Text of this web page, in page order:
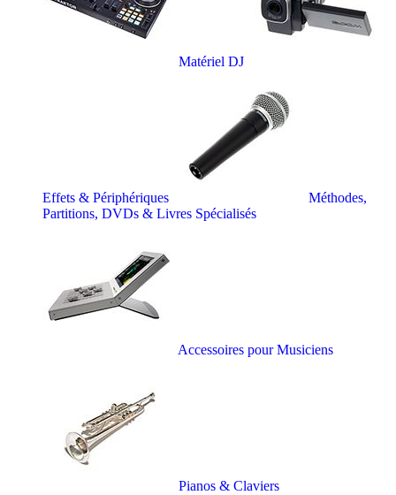
Matériel DJ
Effets & Périphériques
Méthodes,
Partitions, DVDs & Livres Spécialisés
Accessoires pour Musiciens
Pianos & Claviers